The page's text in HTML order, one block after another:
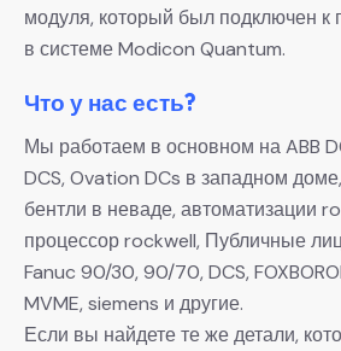
модуля, который был подключен к
в системе Modicon Quantum.
Что у нас есть?
Мы работаем в основном на ABB
DCS, Ovation DCs в западном
бентли в неваде, автоматизации
процессор rockwell, Публичные
Fanuc 90/30, 90/70, DCS,
MVME, siemens и другие.
Если вы найдете те же детали,